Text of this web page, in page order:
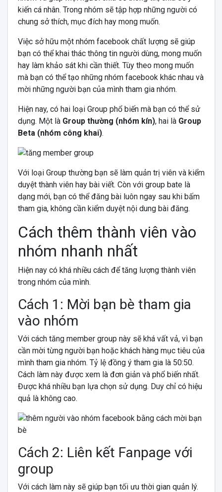
kiến cá nhân. Trong nhóm sẽ tập hợp những người có
chung sở thích, mục đích hay mong muốn.
Việc sở hữu một nhóm facebook chất lượng sẽ giúp
bạn có thể khai thác thông tin người dùng, mong muốn
hay làm khảo sát khi cần thiết. Tùy theo mong muốn
mà bạn có thể tạo những nhóm facebook khác nhau và
mời những người bạn của mình tham gia nhóm.
Hiện nay, có hai loại Group phổ biến mà bạn có thể sử
dụng. Một là Group thường (nhóm kín), hai là Group
Beta (nhóm công khai).
Với loại Group thường bạn sẽ làm quản trị viên và kiểm
duyệt thành viên hay bài viết. Còn với group bate là
dạng mới, bạn có thể đăng bài luôn ngay sau khi bấm
tham gia, không cần kiểm duyệt nội dung bài đăng.
Cách thêm thành viên vào
nhóm nhanh nhất
Hiện nay có khá nhiều cách để tăng lượng thành viên
trong nhóm của mình.
Cách 1: Mời bạn bè tham gia
vào nhóm
Với cách tăng member group này sẽ khá vất vả, vì bạn
cần mời từng người bạn hoặc khách hàng mục tiêu của
mình tham gia nhóm. Tỷ lệ đồng ý tham gia là 50:50.
Cách làm này được xem là đơn giản và phổ biến nhất.
Được khá nhiều bạn lựa chọn sử dụng. Duy chỉ có hiệu
quả là không cao.
Cách 2: Liên kết Fanpage với
group
Với cách làm này sẽ giúp bạn tối ưu thời gian quản lý.